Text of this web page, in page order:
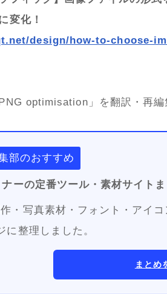
変化！
design/how-to-choose-
optimisation」を翻訳・再編
部のおすすめ
ーの定番ツール・素材サイトま
・写真素材・フォント・アイ
に整理しました。
まとめ